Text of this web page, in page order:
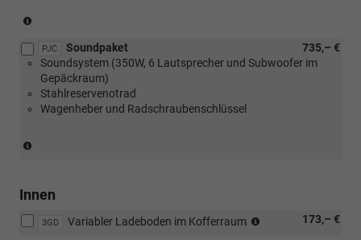
Verbindung
mit
[PUV]
Komfort
Plus
Paket))
PJC 735,– €
Soundpaket
Soundsystem (350W, 6 Lautsprecher und Subwoofer im
Gepäckraum)
Stahlreservenotrad
Wagenheber und Radschraubenschlüssel
in
Verbindung
mit
Innen
3GD 173,– €
Variabler Ladeboden im Kofferraum